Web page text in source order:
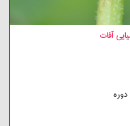
آفات